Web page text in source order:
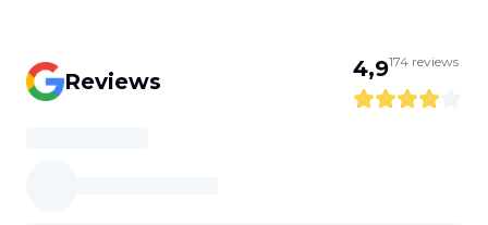
Reviews 4,9174 reviews